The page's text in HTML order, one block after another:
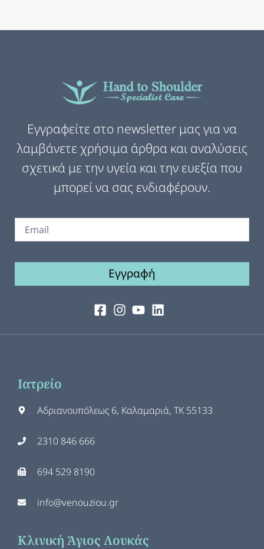
Εγγραφείτε στο newsletter μας για να
λαμβάνετε χρήσιμα άρθρα και αναλύσεις
σχετικά με την υγεία και την ευεξία που
μπορεί να σας ενδιαφέρουν.
Εγγραφή
Ιατρείο
Αδριανουπόλεως 6, Καλαμαριά, ΤΚ 55133
2310 846 666
694 529 8190
info@venouziou.gr
Κλινική Άγιος Λουκάς